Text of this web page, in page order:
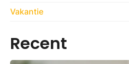
Vakantie
Recent